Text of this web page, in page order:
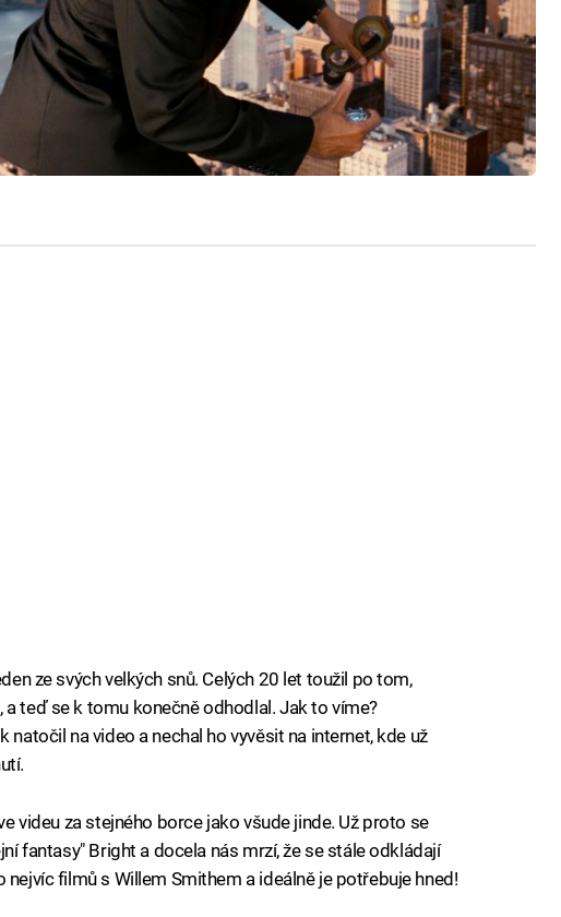
ze svých velkých snů. Celých 20 let toužil po tom,
teď se k tomu konečně odhodlal. Jak to víme?
natočil na video a nechal ho vyvěsit na internet, kde už
videu za stejného borce jako všude jinde. Už proto se
fantasy" Bright a docela nás mrzí, že se stále odkládají
nejvíc filmů s Willem Smithem a ideálně je potřebuje hned!